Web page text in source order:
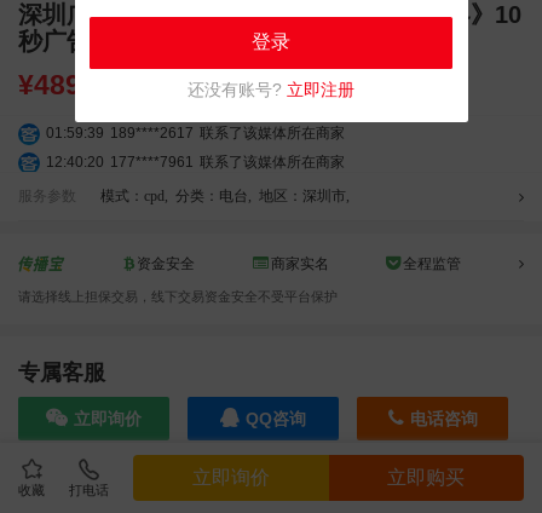
收藏 打电话
立即询价 立即购买
深圳广播电台先锋898 FM89.8-《爱乐无界》10
秒广告
¥489.60
01:59:39 189****2617 联系了该媒体所在商家
12:40:20 177****7961 联系了该媒体所在商家
04:12:36 181****8167 联系了该媒体所在商家
10:08:47
155****5272
联系了该媒体所在商家
04:09:07
11:44:28 130****3379 联系了该媒体所在商家
08:36:41 191****0991
联系了该媒体所在商家
186****8762 联系了该媒体所在商家
06:11:20
联系了该媒体所在商家
服务参数 模式：cpd , 分类：电台, 地区：深圳市,
资金安全 商家实名 全程监管
请选择线上担保交易，线下交易资金安全不受平台保护
专属客服
立即询价 QQ咨询 电话咨询
效果截图
登录
还没有账号? 立即注册